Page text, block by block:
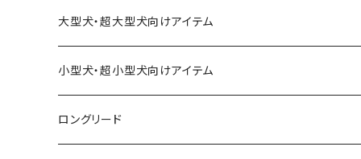
大型犬・超大型犬向けアイテム
小型犬・超小型犬向けアイテム
ロングリード